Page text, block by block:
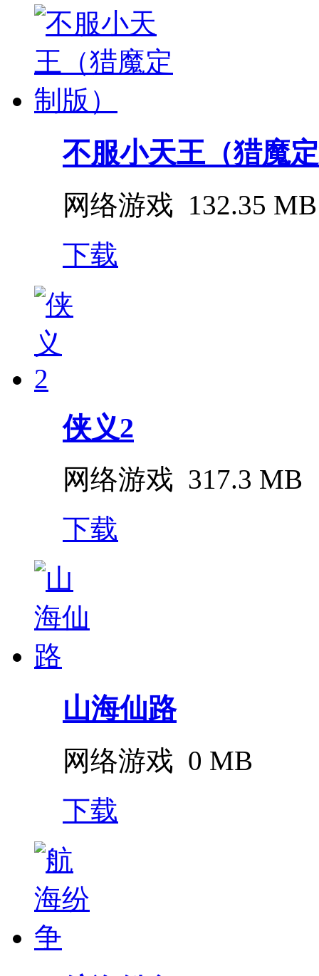
不服小天王（猎魔
网络游戏 132.35 MB
下载
侠义2
网络游戏 317.3 MB
下载
山海仙路
网络游戏 0 MB
下载